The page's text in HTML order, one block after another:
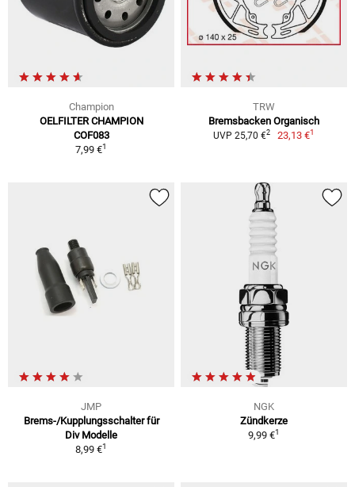
Champion
OELFILTER CHAMPION
COF083
7,99 €1
TRW
Bremsbacken Organisch
UVP 25,70 €2 23,13 €1
JMP
Brems-/Kupplungsschalter für
Div Modelle
8,99 €1
NGK
Zündkerze
9,99 €1